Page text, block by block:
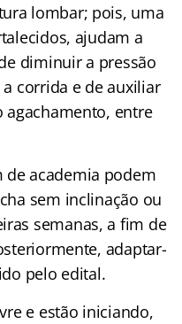
lombar; pois, uma
ajudam a
diminuir a pressão
corrida e de auxiliar
agachamento, entre
de academia podem
sem inclinação ou
semanas, a fim de
adaptar-
pelo edital.
e estão iniciando,